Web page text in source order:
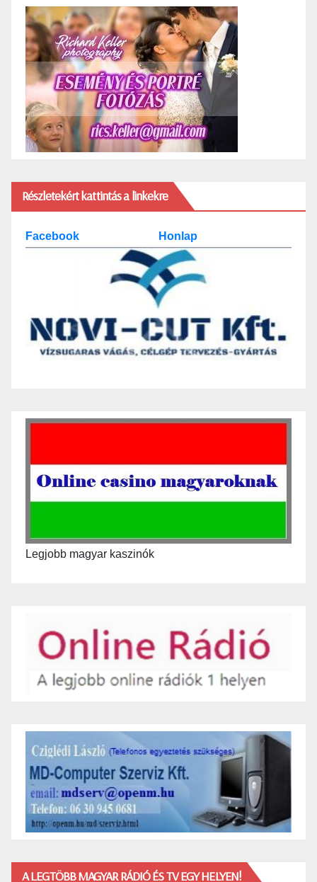
Részletekért kattintás a linkekre
Facebook Honlap
Legjobb magyar kaszinók
A LEGTÖBB MAGYAR RÁDIÓ ÉS TV EGY HELYEN!